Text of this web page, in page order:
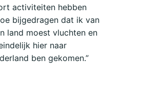
activiteiten hebben
bijgedragen dat ik van
land moest vluchten en
hier naar
ben gekomen.”